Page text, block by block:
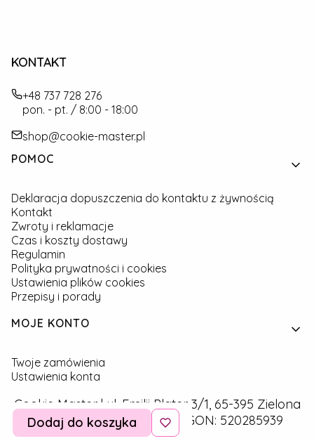
KONTAKT
+48 737 728 276
pon. - pt. / 8:00 - 18:00
shop@cookie-master.pl
Linki w stopce
POMOC
Deklaracja dopuszczenia do kontaktu z żywnością
Kontakt
Zwroty i reklamacje
Czas i koszty dostawy
Regulamin
Polityka prywatności i cookies
Ustawienia plików cookies
Przepisy i porady
MOJE KONTO
Twoje zamówienia
Ustawienia konta
Cookie Master | ul. Emilii Plater 3/1, 65-395 Zielona
Góra | NIP: 9291757160 | REGON: 520285939
Dodaj do koszyka